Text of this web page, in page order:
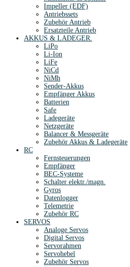
Impeller (EDF)
Antriebssets
Zubehör Antrieb
Ersatzteile Antrieb
AKKUS & LADEGER.
LiPo
Li-Ion
LiFe
NiCd
NiMh
Sender-Akkus
Empfänger Akkus
Batterien
Safe
Ladegeräte
Netzgeräte
Balancer & Messgeräte
Zubehör Akkus & Ladegeräte
RC
Fernsteuerungen
Empfänger
BEC-Systeme
Schalter elektr./magn.
Gyros
Datenlogger
Telemetrie
Zubehör RC
SERVOS
Analoge Servos
Digital Servos
Servorahmen
Servohebel
Zubehör Servos